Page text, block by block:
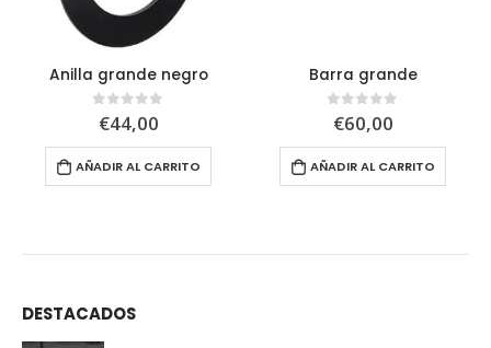
Anilla grande negro
0out of 5
€44,00
AÑADIR AL CARRITO
Barra grande
0out of 5
€60,00
AÑADIR AL CARRITO
DESTACADOS